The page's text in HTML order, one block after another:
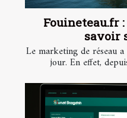
Fouineteau.fr
savoir
Le marketing de réseau
jour. En effet,